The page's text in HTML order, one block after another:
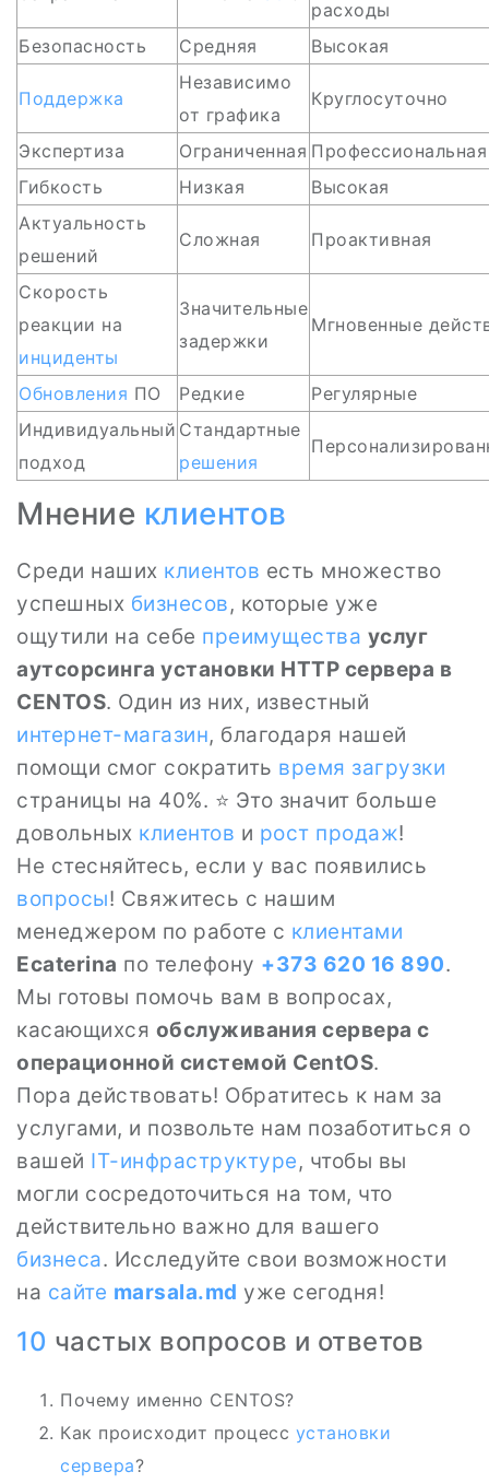
расходы
Безопасность
Средняя Высокая
Поддержка
Независимо
от графика
Круглосуточно
Экспертиза Ограниченная Профессиональная
Гибкость
Низкая
Высокая
Актуальность
решений
Сложная Проактивная
Скорость
реакции на
инциденты
Значительные
задержки
Мгновенные
Обновления ПО Редкие
Регулярные
Индивидуальный
подход
Стандартные
решения
Мнение клиентов
Среди наших клиентов есть множество
успешных бизнесов, которые уже
ощутили на себе преимущества услуг
аутсорсинга установки HTTP сервера в
CENTOS. Один из них, известный
интернет-магазин, благодаря нашей
помощи смог сократить время загрузки
страницы на 40%. ⭐ Это значит больше
довольных клиентов и рост продаж!
Не стесняйтесь, если у вас появились
вопросы! Свяжитесь с нашим
менеджером по работе с клиентами
Ecaterina по телефону +373 620 16 890.
Мы готовы помочь вам в вопросах,
касающихся обслуживания сервера с
операционной системой CentOS.
Пора действовать! Обратитесь к нам за
услугами, и позвольте нам позаботиться о
вашей IT-инфраструктуре, чтобы вы
могли сосредоточиться на том, что
действительно важно для вашего
бизнеса. Исследуйте свои возможности
на сайте marsala.md уже сегодня!
10 частых вопросов и ответов
Почему именно CENTOS?
Как происходит процесс установки
сервера?